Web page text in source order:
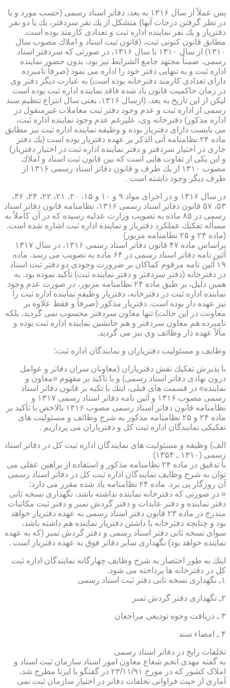
پس عملاً از سال ۱۳۱۶ به بعد، دفاتر اسناد رسمی (حسب مورد و با
در نظر گرفتن درجات آنها) متشكل از یك نفر سردفتر، یك یا دو نفر
دفتریار و یك نفر نماینده اداره ثبت و تعدادی كارمند بوده است.
مطابق قانون كنونی ثبت، (قانون ثبت اسناد و املاك مصوب سال
۱۳۱۰) از سال ۱۳۱۰ تا سال ۱۳۱۶، در صورتی كه سردفتر اسناد
رسمی، ضمناً مجتهد جامع الشرایط نیز بود، بدون حضور نماینده
اداره ثبت و به تنهایی دفتر خود را اداره می نمود (صرفاً نامبرده
دارای تعدادی كارمند دفترخانه بوده است) به عبارت دیگر دفتر وی
در زمان حاكمیت قانون یاد شده فاقد نماینده اداره ثبت بوده است
لیكن از این تاریخ به بعد، (ازسال ۱۳۱۶، یعنی سال انتزاع تنظیم سند
رسمی از اداره ثبت و عدم وجود دفتر ثبت معاملات غیرمنقول در
اداره مذكور) دفترخانه وی، علیرغم عدم وجود نماینده اداره ثبت،
می بایست دارای دفتریار بوده و وظیفه نماینده اداره ثبت نیز مطابق
ماده ۲۴ نظامنامه آتی الذكر بر عهده دفتریار بوده است (یك دفتر
جاری در اختیار سردفتر و دفتر نماینده اداره ثبت در اختیار دفتریار)
و این یكی از تفاوت هایی است كه بین قانون ثبت اسناد و املاك
مصوب ۱۳۱۰ از یك طرف و قانون دفاتر اسناد رسمی ۱۳۱۶ از
طرف دیگر وجود داشته است .
در سال ۱۳۱۶ و در اجرای مواد ۹ و ۱۰ و ۱۵، ۲۰، ۲۱، ۲۲، ۲۴، ۳۶،
۵۳، ۵۷ قانون دفاتر اسناد رسمی ۱۳۱۶، نظامنامه قانون دفاتر اسناد
رسمی در ۸۵ ماده به تصویب وزارت عدلیه رسیده كه در آن كاملاً به
مسأله تفكیك عملكرد دفتریار و نماینده اداره ثبت اشاره شده است.
(ماده ۲۴ و ۲۵ نظامنامه مزبور)
براساس ماده ۴۷ قانون دفاتر اسناد رسمی ۱۳۱۶، در سال ۱۳۱۷
آئین نامه دفاتر اسناد رسمی در ۶۴ ماده به تصویب می رسد. ماده
۱۹ آئین نامه مرقوم كماكان بر ضرورت وجودی دو دفتر ثبت اسناد
در دفترخانه (دفتر سردفتر و دفتر نماینده ثبت) تأكید نموده بود. به
همین دلیل، بر طبق ماده ۲۴ نظامنامه مزبور، در صورت عدم وجود
نماینده اداره ثبت در دفترخانه، دفتریار وظیفه نماینده اداره ثبت را
نیز عهده دار بوده است. دفتریار مذكور (صرفاً و فقط علاوه بر
معاونت در این حالت) تنها معاون سردفتر محسوب نمی گردید، بلكه
نامبرده هم معاون سردفتر و هم جانشین نماینده اداره ثبت بوده و
مآلاً عهده دار وظائف وی نیز می گردید.
وظایف و مسئولیت دفتریاران و نمایندگان اداره ثبت:
با پذیرش تفكیك نقش دفتریاران (معاونان سران دفاتر و عوامل
درون نهادی دفاتر اسناد رسمی) و با تأكید بر مفهوم «معاون و
نماینده» در قسمت های قبلی، اینك با تكیه بر قانون دفاتر اسناد
رسمی مصوب ۱۳۱۶ و آئین نامه دفاتر اسناد رسمی ۱۳۱۷ و
نظامنامه قانون دفاتر اسناد رسمی مصوب ۱۳۱۶ بالاخص با تأكید بر
ماده ۲۴ و ۲۵ نظامنامه مذكور به شرح وظائف و مسئولیت های
تفكیكی نمایندگان اداره ثبت كل و دفتریاران می پردازیم .
الف) وظیفه و مسئولیت های نمایندگان اداره ثبت كل در دفاتر اسناد
رسمی (۱۳۱۰ ـ ۱۳۵۴)
با تدقیق در ماده ۲۴ نظامنامه مذكور و استفاده از براهین عقلی می
توان به شرح وظایف نمایندگان اداره ثبت كل در دفاتر اسناد رسمی
آن روزگار پی برد. ماده ۲۴ نظامنامه یاد شده مقرر می دارد:
« در صورتی كه دفترخانه نماینده نداشته باشد، نگهداری نسخه ثانی
دفتر نماینده و دفتر عایدات و دفتر گردش تمبر و دفتر ثبت مكاتبات
مندرج در ماده ۲۳ قانون دفتر اسناد رسمی به عهده دفتریار خواهد
بود و چنانچه دفترخانه با داشتن دفتریار نماینده هم داشته باشد،
سوای نسخه ثانی دفتر اسناد رسمی و دفتر گردش تمبر (كه به عهده
نماینده خواهد بود) نگهداری سایر دفاتر فوق به عهده دفتریار است .
اینك به طور اختصار به شرح وظایف چهارگانه نمایندگان اداره ثبت
كل در دفترخانه ها پرداخته می شود.
۱ـ نگهداری نسخه ثانی دفتر ثبت اسناد رسمی
۲ـ نگهداری دفتر گردش تمبر
۳ ـ دریافت وجوه تودیعی مراجعان
۴ ـ امضاء سند
تخلفات رایج در دفاتر اسناد رسمی
به گفته مهدی انجم شعاع معاون امور اسناد سازمان ثبت اسناد و
املاک کشور که در مورخ ۲۳/۱۱/۹۱ در گفتگو با ایرنا مطرح شد،
آماری از حیث فراوانی تخلفات دفاتر در اختیار سازمان ثبت نمی